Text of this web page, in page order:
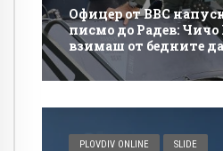
Офицер от ВВС
писмо до Радев:
взимаш от бедните
богатите?
PLOVDIV ONLINE SLIDE